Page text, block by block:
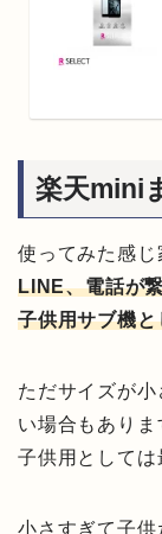
楽天mini
使ってみた感じ
LINE、電話が
子供用サブ機
ただサイズが
い場合もありま
子供用としては
小さすぎて子